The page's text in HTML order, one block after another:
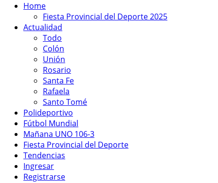
Home
Fiesta Provincial del Deporte 2025
Actualidad
Todo
Colón
Unión
Rosario
Santa Fe
Rafaela
Santo Tomé
Polideportivo
Fútbol Mundial
Mañana UNO 106-3
Fiesta Provincial del Deporte
Tendencias
Ingresar
Registrarse